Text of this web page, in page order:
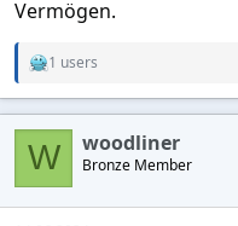
Vermögen.
R
c
t
o
n
1 users
W woodliner
Bronze Member